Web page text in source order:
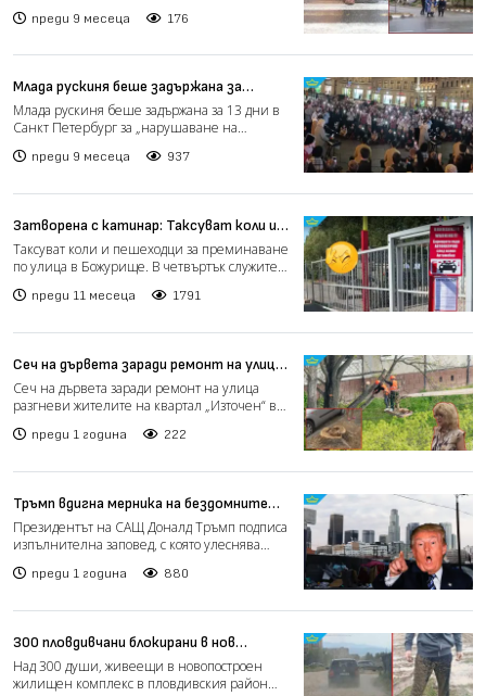
преди 9 месеца 176
Млада рускиня беше задържана за
изпълнени на улицата песни на
"чуждестранни агенти"
Млада рускиня беше задържана за 13 дни в
Санкт Петербург за „нарушаване на
преди 9 месеца 937
Затворена с катинар: Таксуват коли и
пешеходци за преминаване по улица в
Божурище (видео)
Таксуват коли и пешеходци за преминаване
по улица в Божурище. В четвъртък служител
преди 11 месеца 1791
Сеч на дървета заради ремонт на улица
разгневи жители на квартал в Пловдив
(видео)
Сеч на дървета заради ремонт на улица
разгневи жителите на квартал „Източен“ в
преди 1 година 222
Тръмп вдигна мерника на бездомните
хора по улиците - забранява ги
Президентът на САЩ Доналд Тръмп подписа
изпълнителна заповед, с която улеснява
преди 1 година 880
300 пловдивчани блокирани в нов
комплекс без улица и достъп – гневът
расте, хората готвят протест (видео)
Над 300 души, живеещи в новопостроен
жилищен комплекс в пловдивския район